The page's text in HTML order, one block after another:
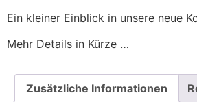
Ein kleiner Einblick in unsere neue
Mehr Details in Kürze …
Zusätzliche Informationen